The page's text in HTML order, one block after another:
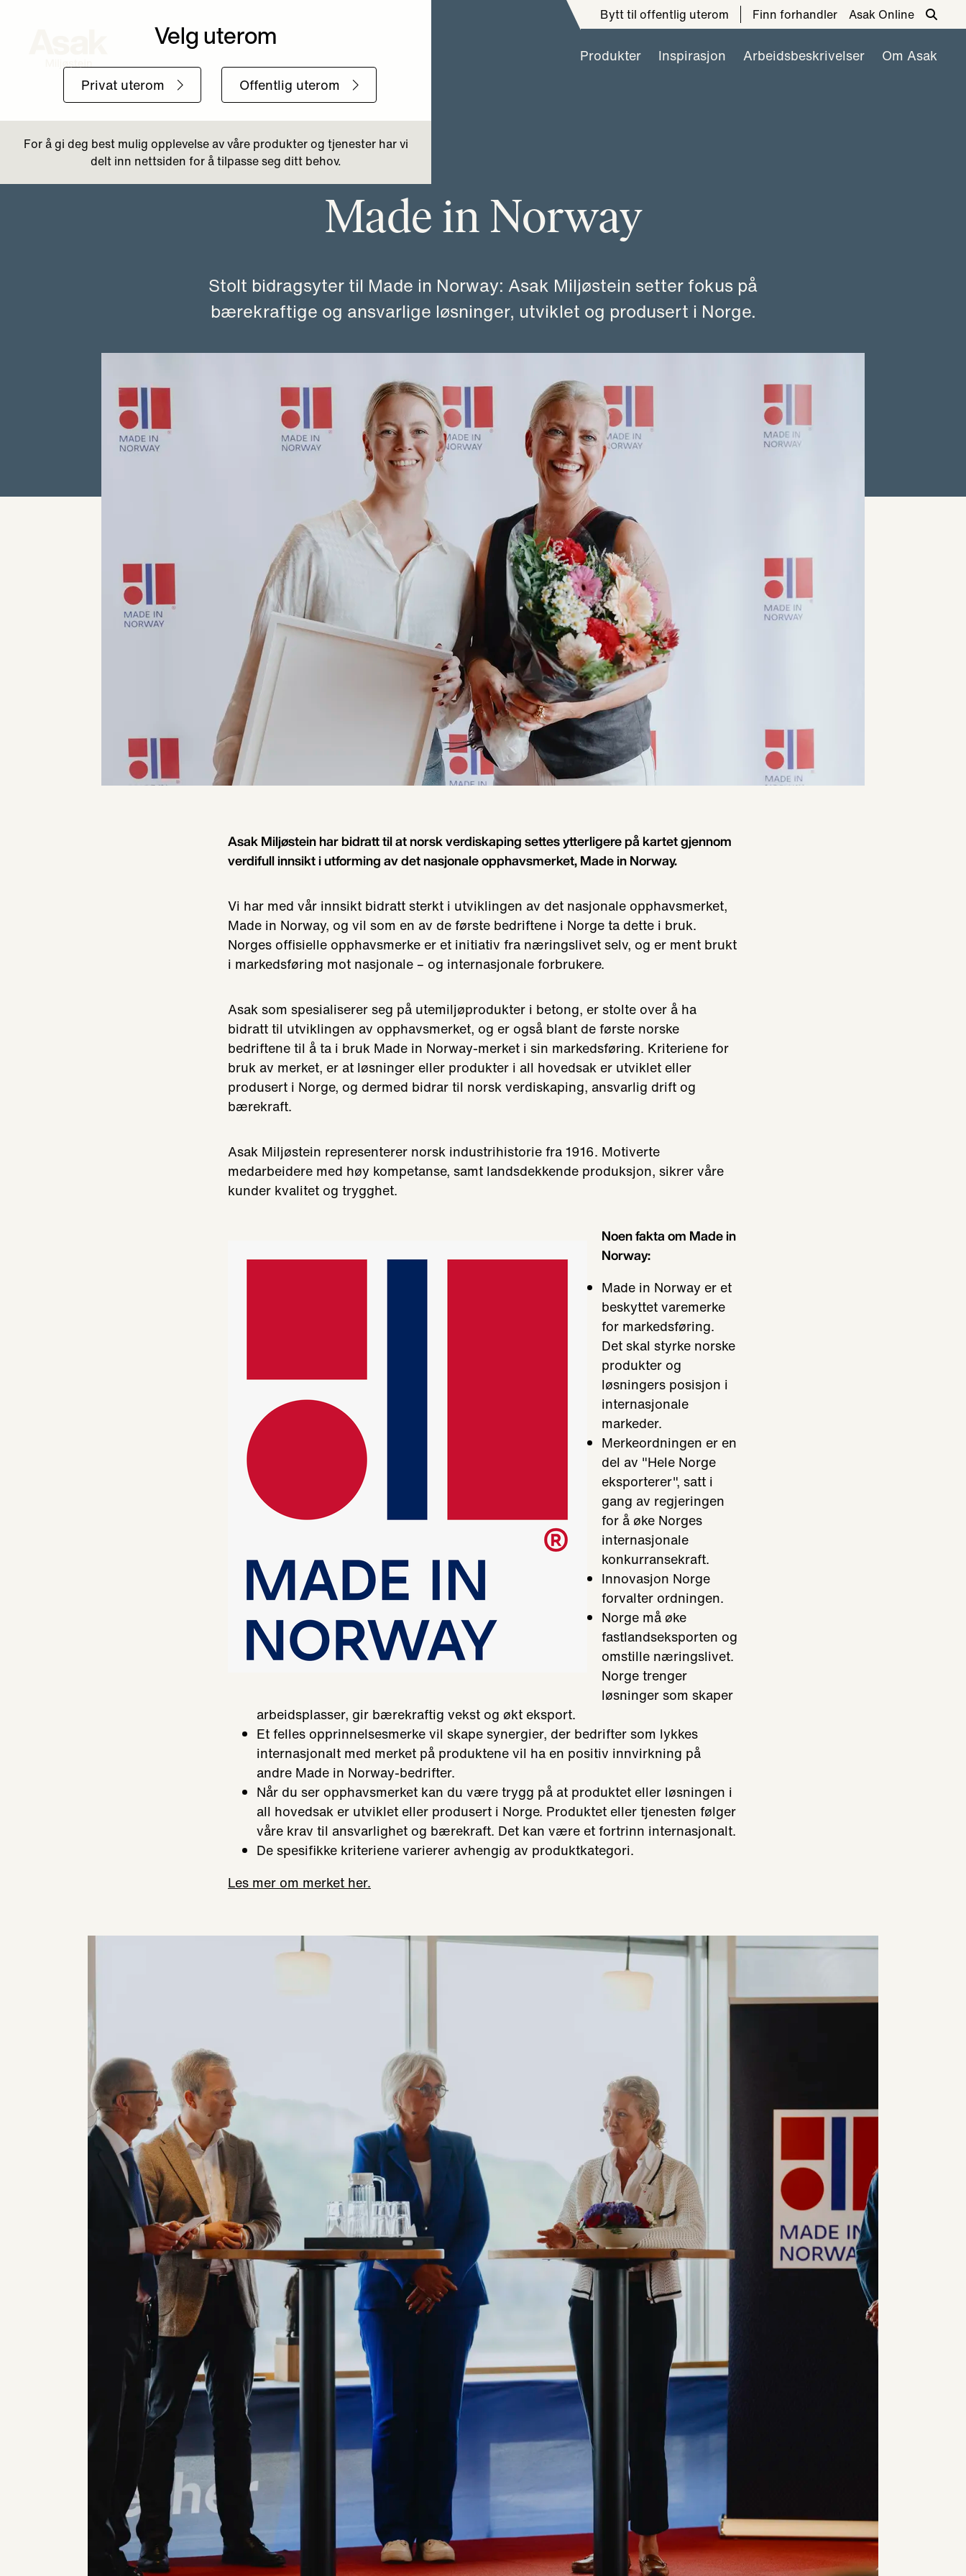
Bytt til offentlig uterom Finn forhandler Asak Online
Produkter Inspirasjon Arbeidsbeskrivelser Om Asak
Tilbake til Aktuelt
Made in Norway
Stolt bidragsyter til Made in Norway: Asak Miljøstein setter fokus på
bærekraftige og ansvarlige løsninger, utviklet og produsert i Norge.
Asak Miljøstein har bidratt til at norsk verdiskaping settes ytterligere på kartet gjennom
verdifull innsikt i utforming av det nasjonale opphavsmerket, Made in Norway.
Vi har med vår innsikt bidratt sterkt i utviklingen av det nasjonale opphavsmerket,
Made in Norway, og vil som en av de første bedriftene i Norge ta dette i bruk.
Norges offisielle opphavsmerke er et initiativ fra næringslivet selv, og er ment brukt
i markedsføring mot nasjonale – og internasjonale forbrukere.
Asak som spesialiserer seg på utemiljøprodukter i betong, er stolte over å ha
bidratt til utviklingen av opphavsmerket, og er også blant de første norske
bedriftene til å ta i bruk Made in Norway-merket i sin markedsføring. Kriteriene for
bruk av merket, er at løsninger eller produkter i all hovedsak er utviklet eller
produsert i Norge, og dermed bidrar til norsk verdiskaping, ansvarlig drift og
bærekraft.
Asak Miljøstein representerer norsk industrihistorie fra 1916. Motiverte
medarbeidere med høy kompetanse, samt landsdekkende produksjon, sikrer våre
kunder kvalitet og trygghet.
Noen fakta om Made in
Norway:
Made in Norway er et
beskyttet varemerke
for markedsføring.
Det skal styrke norske
produkter og
løsningers posisjon i
internasjonale
markeder.
Merkeordningen er en
del av "Hele Norge
eksporterer", satt i
gang av regjeringen
for å øke Norges
internasjonale
konkurransekraft.
Innovasjon Norge
forvalter ordningen.
Norge må øke
fastlandseksporten og
omstille næringslivet.
Norge trenger
løsninger som skaper
arbeidsplasser, gir bærekraftig vekst og økt eksport.
Et felles opprinnelsesmerke vil skape synergier, der bedrifter som lykkes
internasjonalt med merket på produktene vil ha en positiv innvirkning på
andre Made in Norway-bedrifter.
Når du ser opphavsmerket kan du være trygg på at produktet eller løsningen i
all hovedsak er utviklet eller produsert i Norge. Produktet eller tjenesten følger
våre krav til ansvarlighet og bærekraft. Det kan være et fortrinn internasjonalt.
De spesifikke kriteriene varierer avhengig av produktkategori.
Les mer om merket her.